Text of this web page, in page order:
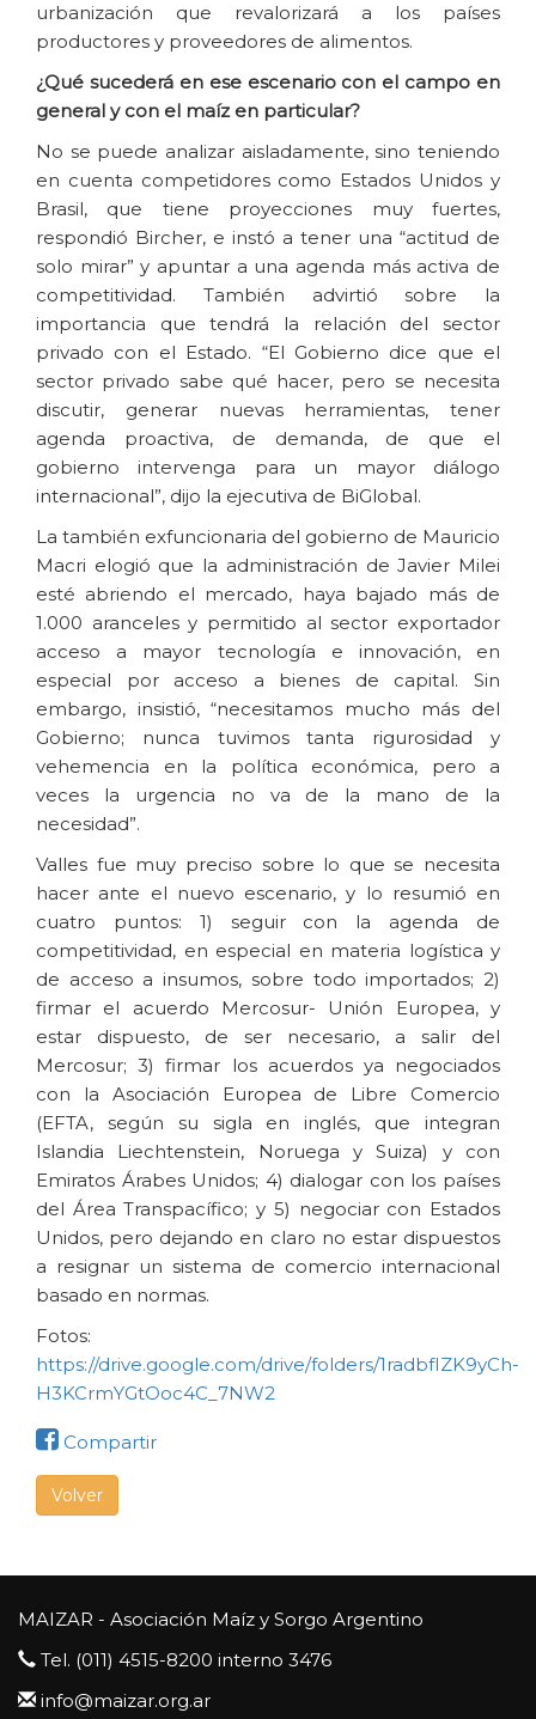
urbanización que revalorizará a los países
productores y proveedores de alimentos.
¿Qué sucederá en ese escenario con el campo en
general y con el maíz en particular?
No se puede analizar aisladamente, sino teniendo
en cuenta competidores como Estados Unidos y
Brasil, que tiene proyecciones muy fuertes,
respondió Bircher, e instó a tener una “actitud de
solo mirar” y apuntar a una agenda más activa de
competitividad. También advirtió sobre la
importancia que tendrá la relación del sector
privado con el Estado. “El Gobierno dice que el
sector privado sabe qué hacer, pero se necesita
discutir, generar nuevas herramientas, tener
agenda proactiva, de demanda, de que el
gobierno intervenga para un mayor diálogo
internacional”, dijo la ejecutiva de BiGlobal.
La también exfuncionaria del gobierno de Mauricio
Macri elogió que la administración de Javier Milei
esté abriendo el mercado, haya bajado más de
1.000 aranceles y permitido al sector exportador
acceso a mayor tecnología e innovación, en
especial por acceso a bienes de capital. Sin
embargo, insistió, “necesitamos mucho más del
Gobierno; nunca tuvimos tanta rigurosidad y
vehemencia en la política económica, pero a
veces la urgencia no va de la mano de la
necesidad”.
Valles fue muy preciso sobre lo que se necesita
hacer ante el nuevo escenario, y lo resumió en
cuatro puntos: 1) seguir con la agenda de
competitividad, en especial en materia logística y
de acceso a insumos, sobre todo importados; 2)
firmar el acuerdo Mercosur- Unión Europea, y
estar dispuesto, de ser necesario, a salir del
Mercosur; 3) firmar los acuerdos ya negociados
con la Asociación Europea de Libre Comercio
(EFTA, según su sigla en inglés, que integran
Islandia Liechtenstein, Noruega y Suiza) y con
Emiratos Árabes Unidos; 4) dialogar con los países
del Área Transpacífico; y 5) negociar con Estados
Unidos, pero dejando en claro no estar dispuestos
a resignar un sistema de comercio internacional
basado en normas.
Fotos:
https://drive.google.com/drive/folders/1radbfIZK9yCh-
H3KCrmYGtOoc4C_7NW2
Compartir
Volver
MAIZAR - Asociación Maíz y Sorgo Argentino
Tel. (011) 4515-8200 interno 3476
info@maizar.org.ar